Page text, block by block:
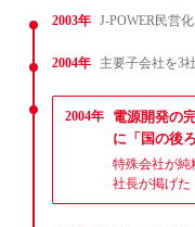
2003年 J-POWER民営
2004年 主要子会社を3
2004年
電源開発の
に「国の後
特殊会社が
社長が掲げた